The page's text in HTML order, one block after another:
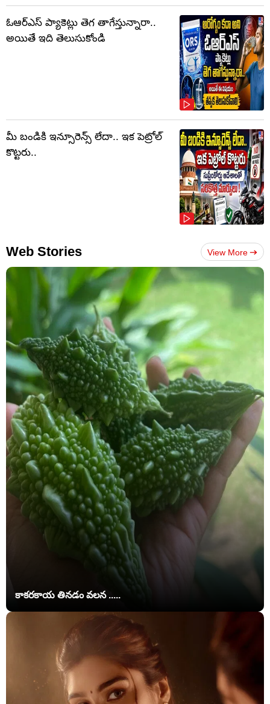
ఓఆర్‌ఎస్‌ ప్యాకెట్లు తెగ తాగేస్తున్నారా..
అయితే ఇది తెలుసుకోండి
మీ బండికి ఇన్సూరెన్స్ లేదా.. ఇక పెట్రోల్
కొట్టరు..
Web Stories View More
కాకరకాయ తినడం వలన .....